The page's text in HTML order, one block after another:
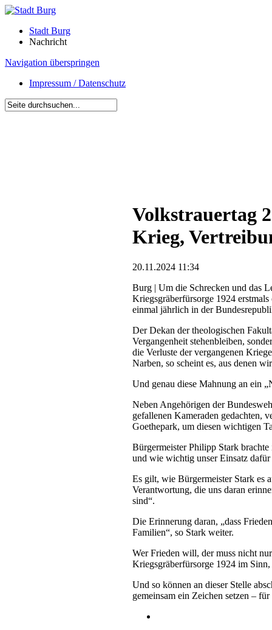
Stadt Burg
Nachricht
Navigation überspringen
Impressum / Datenschutz
Volkstrauertag
Krieg,
20.11.2024 11:34
Burg | Um die Schrecken und das
Kriegsgräberfürsorge 1924
einmal jährlich in der
Der Dekan der theologischen
Vergangenheit stehenbleiben,
die Verluste der vergangenen
Narben, so scheint es, aus denen
Und genau diese Mahnung an ein
Neben Angehörigen der
gefallenen Kameraden gedachten,
Goethepark, um diesen wichtigen
Bürgermeister Philipp Stark
und wie wichtig unser Einsatz dafür
Es gilt, wie Bürgermeister Stark es
Verantwortung, die uns daran
sind“.
Die Erinnerung daran, „dass
Familien“, so Stark weiter.
Wer Frieden will, der muss nicht
Kriegsgräberfürsorge 1924 im
Und so können an dieser Stelle
gemeinsam ein Zeichen setzen –